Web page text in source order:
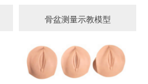
骨盆测量示教模型